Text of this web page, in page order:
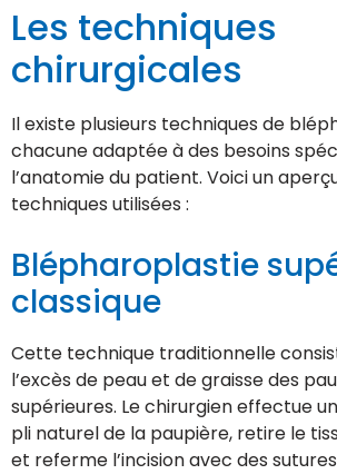
Les techniques
chirurgicales
Il existe plusieurs techniques de
chacune adaptée à des besoins
l’anatomie du patient. Voici un
techniques utilisées :
Blépharoplastie
classique
Cette technique traditionnelle
l’excès de peau et de graisse des
supérieures. Le chirurgien effectue
pli naturel de la paupière, retire le
et referme l’incision avec des